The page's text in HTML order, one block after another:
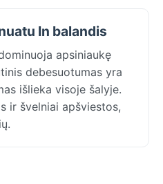
In balandis
apsiniaukę
debesuotumas yra
išlieka visoje šalyje.
ir švelniai apšviestos,